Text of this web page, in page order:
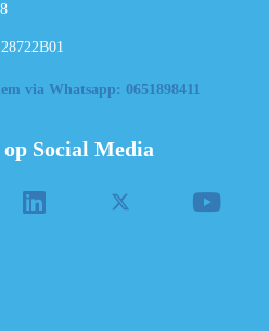
via Whatsapp: 0651898411
op Social Media